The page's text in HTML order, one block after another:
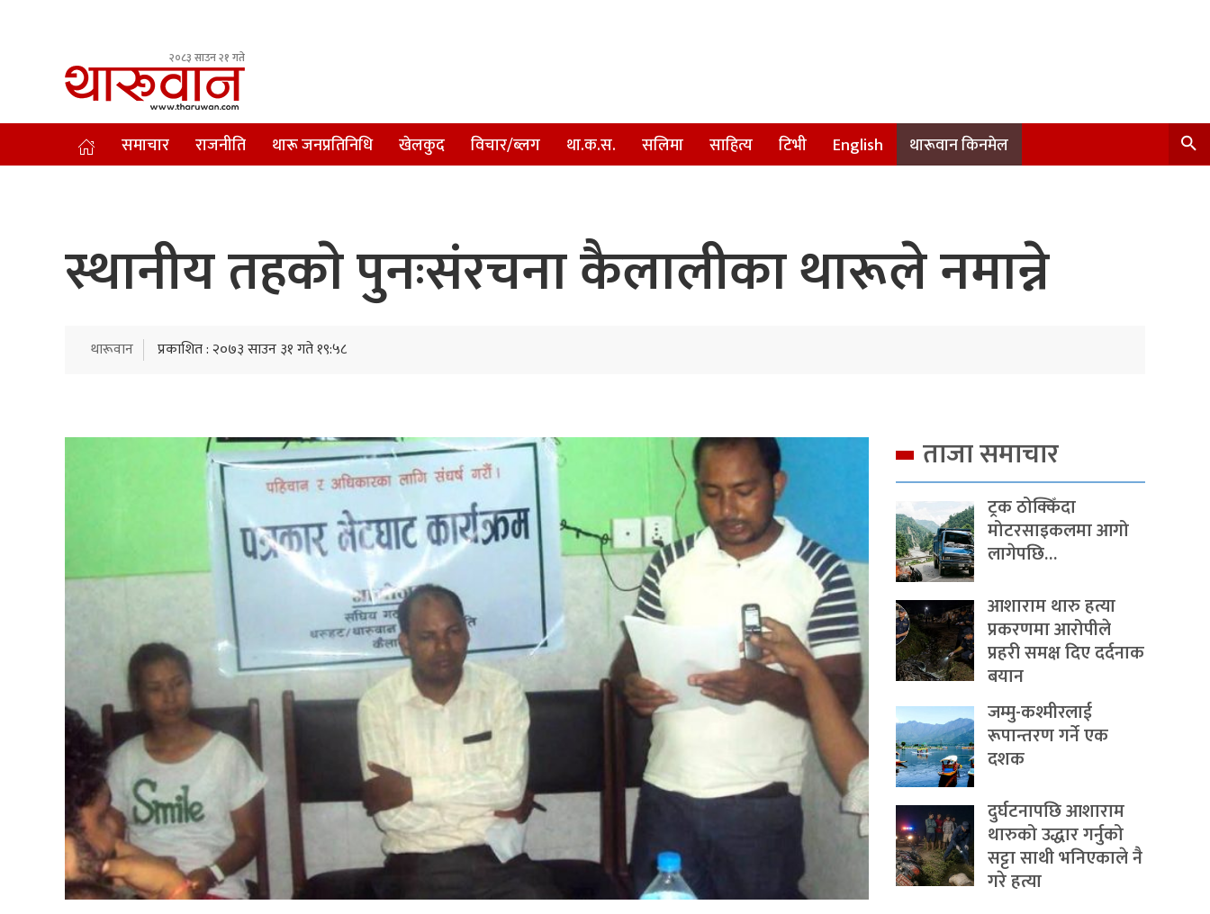
२०८३ साउन २१ गते
Leading Newsportal from Tharu Community Nepal.
समाचार राजनीति थारू जनप्रतिनिधि खेलकुद विचार/ब्लग था.क.स. सलिमा साहित्य टिभी English थारूवान किनमेल
स्थानीय तहकाे पुनःसंरचना कैलालीका थारूले नमान्ने
थारूवान प्रकाशित : २०७३ साउन ३१ गते १९:५८
ताजा समाचार
ट्रक ठोक्किँदा
मोटरसाइकलमा आगो
लागेपछि…
आशाराम थारु हत्या
प्रकरणमा आरोपीले
प्रहरी समक्ष दिए दर्दनाक
बयान
जम्मु-कश्मीरलाई
रूपान्तरण गर्ने एक
दशक
दुर्घटनापछि आशाराम
थारुको उद्धार गर्नुको
सट्टा साथी भनिएकाले नै
गरे हत्या